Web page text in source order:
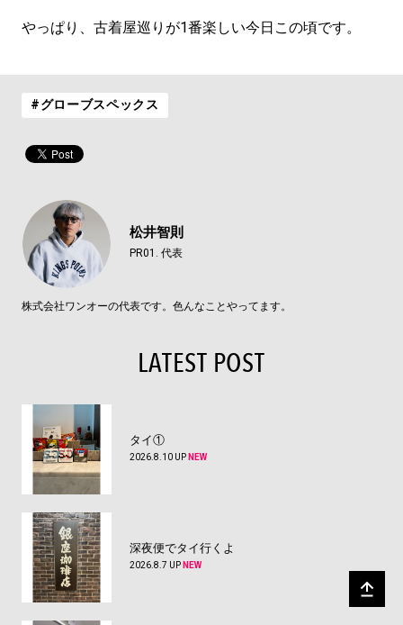
やっぱり、古着屋巡りが1番楽しい今日この頃です。
#グローブスペックス
松井智則
PR01. 代表
株式会社ワンオーの代表です。色んなことやってます。
LATEST POST
タイ①
2026.8.10 UP NEW
深夜便でタイ行くよ
2026.8.7 UP NEW